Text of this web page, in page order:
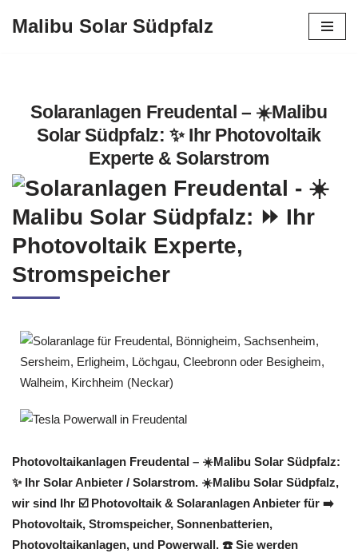
Malibu Solar Südpfalz
Solaranlagen Freudental – ☀️Malibu
Solar Südpfalz: ✨ Ihr Photovoltaik
Experte & Solarstrom
Photovoltaikanlagen Freudental – ☀️Malibu Solar Südpfalz:
✨ Ihr Solar Anbieter / Solarstrom. ☀️Malibu Solar Südpfalz,
wir sind Ihr ☑️ Photovoltaik & Solaranlagen Anbieter für ➡️
Photovoltaik, Stromspeicher, Sonnenbatterien,
Photovoltaikanlagen, und Powerwall. ☎️ Sie werden